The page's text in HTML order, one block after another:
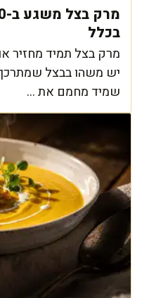
בכלל
מרק בצל תמיד מחזיר
יש משהו בבצל
שמיד מחמם את ...